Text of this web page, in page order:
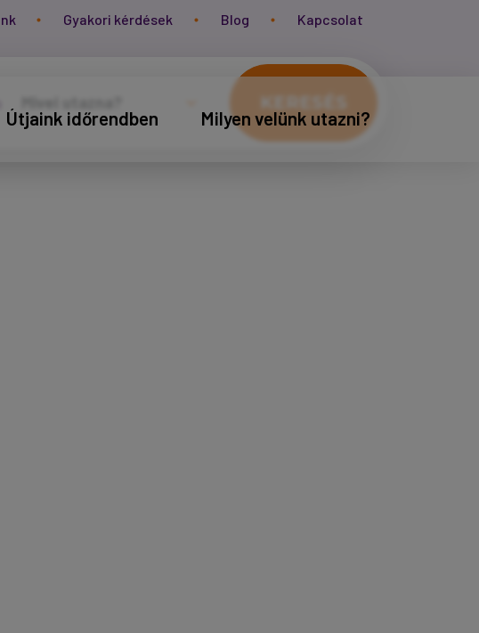
Gyakori kérdések Blog Kapcsolat
Útjaink időrendben Milyen velünk utazni?
KERESÉS